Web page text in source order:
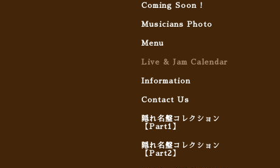
Coming Soon !
Musicians Photo
Menu
Live & Jam Calendar
Information
Contact Us
隠れ名盤コレクション
【Part1】
隠れ名盤コレクション
【Part2】